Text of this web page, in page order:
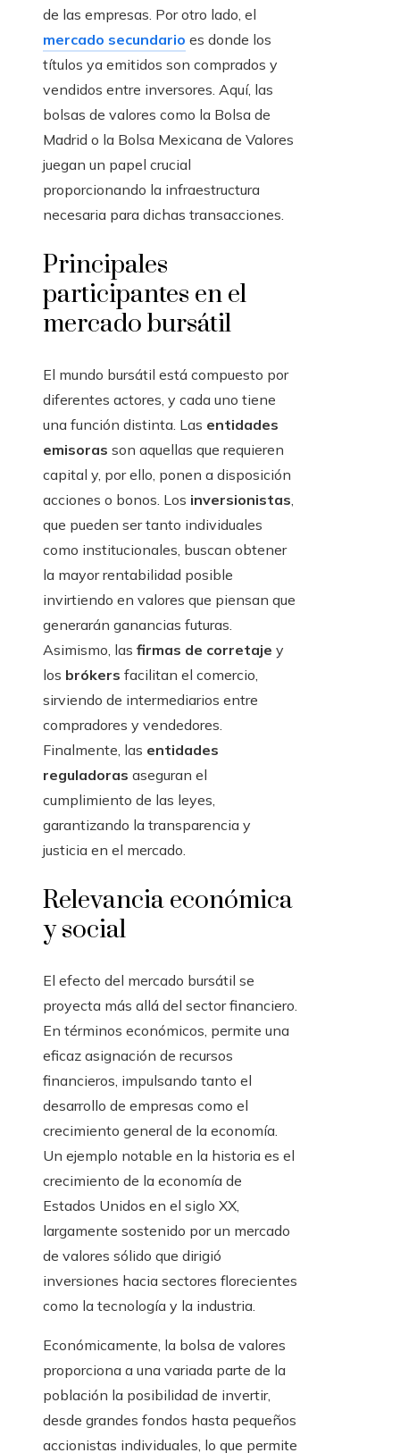
de las empresas. Por otro lado, el
mercado secundario es donde los
títulos ya emitidos son comprados y
vendidos entre inversores. Aquí, las
bolsas de valores como la Bolsa de
Madrid o la Bolsa Mexicana de Valores
juegan un papel crucial
proporcionando la infraestructura
necesaria para dichas transacciones.
Principales
participantes en el
mercado bursátil
El mundo bursátil está compuesto por
diferentes actores, y cada uno tiene
una función distinta. Las entidades
emisoras son aquellas que requieren
capital y, por ello, ponen a disposición
acciones o bonos. Los inversionistas,
que pueden ser tanto individuales
como institucionales, buscan obtener
la mayor rentabilidad posible
invirtiendo en valores que piensan que
generarán ganancias futuras.
Asimismo, las firmas de corretaje y
los brókers facilitan el comercio,
sirviendo de intermediarios entre
compradores y vendedores.
Finalmente, las entidades
reguladoras aseguran el
cumplimiento de las leyes,
garantizando la transparencia y
justicia en el mercado.
Relevancia económica
y social
El efecto del mercado bursátil se
proyecta más allá del sector financiero.
En términos económicos, permite una
eficaz asignación de recursos
financieros, impulsando tanto el
desarrollo de empresas como el
crecimiento general de la economía.
Un ejemplo notable en la historia es el
crecimiento de la economía de
Estados Unidos en el siglo XX,
largamente sostenido por un mercado
de valores sólido que dirigió
inversiones hacia sectores florecientes
como la tecnología y la industria.
Económicamente, la bolsa de valores
proporciona a una variada parte de la
población la posibilidad de invertir,
desde grandes fondos hasta pequeños
accionistas individuales, lo que permite